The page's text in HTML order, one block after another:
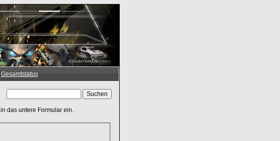
Gesamtstatus
in das untere Formular ein.